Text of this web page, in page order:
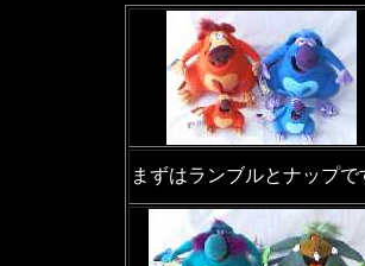
まずはランブルとナップで